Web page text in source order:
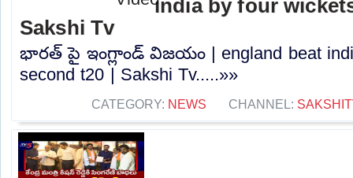
india by four
Sakshi Tv
భారత్ పై ఇంగ్లాండ్ విజయం | england beat
second t20 | Sakshi Tv.....»»
CATEGORY: NEWS CHANNEL: